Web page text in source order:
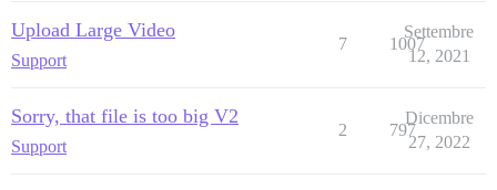
Upload Large Video
Support
7 1007
Settembre
12, 2021
Sorry, that file is too big V2
Support
2 797
Dicembre
27, 2022